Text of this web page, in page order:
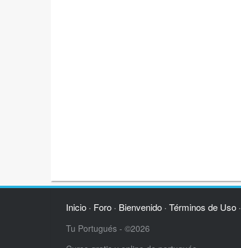
Inicio· Foro· Bienvenido· Términos de Uso·
Tu Portugués - ©2026